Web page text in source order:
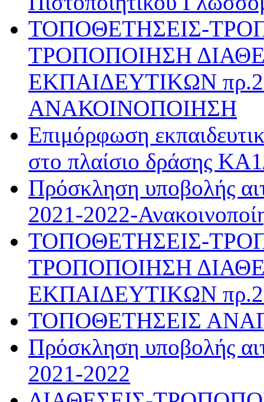
ΤΟΠΟΘΕΤΗΣΕΙΣ-
ΤΡΟΠΟΠΟΙΗΣΗ
ΕΚΠΑΙΔΕΥΤΙΚΩΝ
ΑΝΑΚΟΙΝΟΠΟΙΗΣΗ
Επιμόρφωση
στο πλαίσιο δράσης
Πρόσκληση υποβολής
2021-2022-
ΤΟΠΟΘΕΤΗΣΕΙΣ-
ΤΡΟΠΟΠΟΙΗΣΗ
ΕΚΠΑΙΔΕΥΤΙΚΩΝ
ΤΟΠΟΘΕΤΗΣΕΙΣ
Πρόσκληση υποβολής
2021-2022